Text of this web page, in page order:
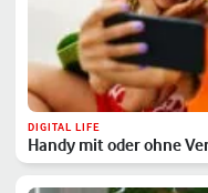
DIGITAL LIFE
Handy mit oder ohne